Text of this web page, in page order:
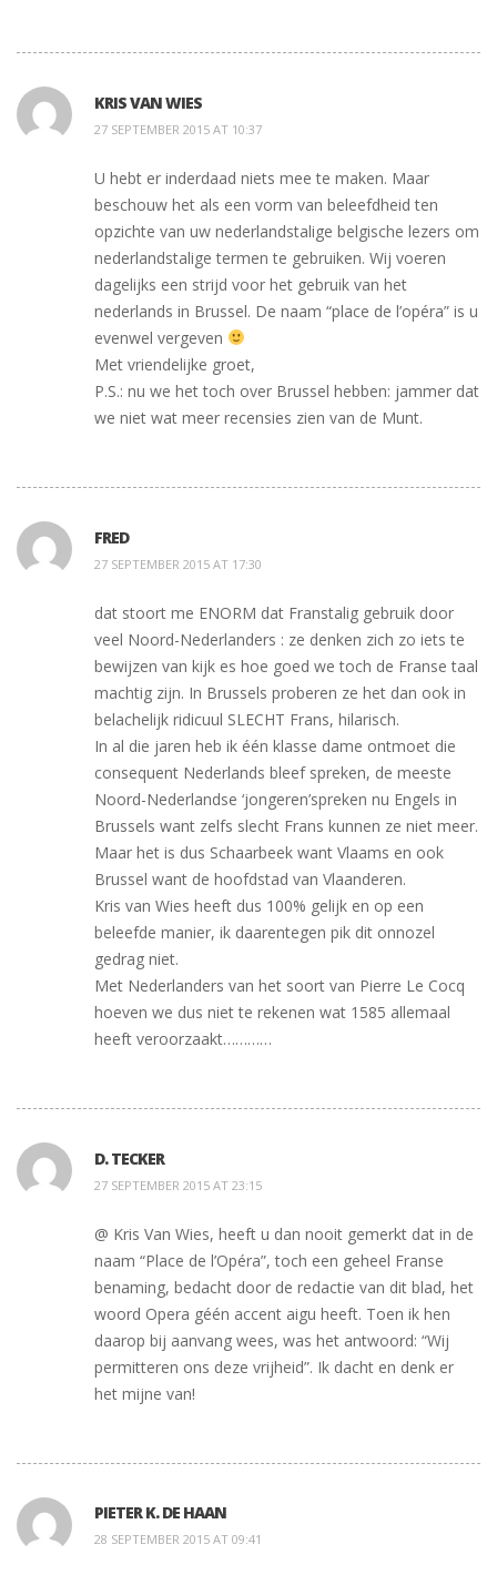
KRIS VAN WIES
27 SEPTEMBER 2015 AT 10:37
U hebt er inderdaad niets mee te maken. Maar
beschouw het als een vorm van beleefdheid ten
opzichte van uw nederlandstalige belgische lezers om
nederlandstalige termen te gebruiken. Wij voeren
dagelijks een strijd voor het gebruik van het
nederlands in Brussel. De naam “place de l’opéra” is u
evenwel vergeven
Met vriendelijke groet,
P.S.: nu we het toch over Brussel hebben: jammer dat
we niet wat meer recensies zien van de Munt.
FRED
27 SEPTEMBER 2015 AT 17:30
dat stoort me ENORM dat Franstalig gebruik door
veel Noord-Nederlanders : ze denken zich zo iets te
bewijzen van kijk es hoe goed we toch de Franse taal
machtig zijn. In Brussels proberen ze het dan ook in
belachelijk ridicuul SLECHT Frans, hilarisch.
In al die jaren heb ik één klasse dame ontmoet die
consequent Nederlands bleef spreken, de meeste
Noord-Nederlandse ‘jongeren’spreken nu Engels in
Brussels want zelfs slecht Frans kunnen ze niet meer.
Maar het is dus Schaarbeek want Vlaams en ook
Brussel want de hoofdstad van Vlaanderen.
Kris van Wies heeft dus 100% gelijk en op een
beleefde manier, ik daarentegen pik dit onnozel
gedrag niet.
Met Nederlanders van het soort van Pierre Le Cocq
hoeven we dus niet te rekenen wat 1585 allemaal
heeft veroorzaakt…………
D. TECKER
27 SEPTEMBER 2015 AT 23:15
@ Kris Van Wies, heeft u dan nooit gemerkt dat in de
naam “Place de l’Opéra”, toch een geheel Franse
benaming, bedacht door de redactie van dit blad, het
woord Opera géén accent aigu heeft. Toen ik hen
daarop bij aanvang wees, was het antwoord: “Wij
permitteren ons deze vrijheid”. Ik dacht en denk er
het mijne van!
PIETER K. DE HAAN
28 SEPTEMBER 2015 AT 09:41